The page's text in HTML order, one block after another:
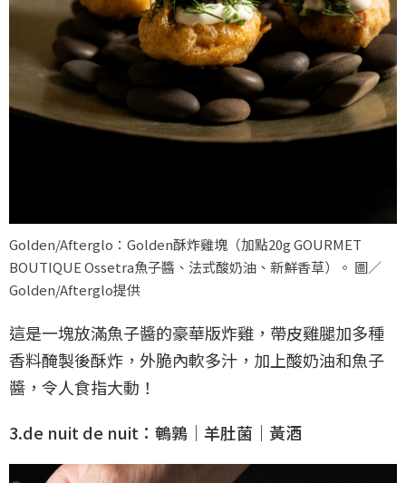
Golden/Afterglo：Golden酥炸雞塊（加點20g GOURMET
BOUTIQUE Ossetra魚子醬、法式酸奶油、新鮮香草）。 圖／
Golden/Afterglo提供
這是一塊放滿魚子醬的豪華版炸雞，帶皮雞腿加多種
香料醃製後酥炸，外脆內軟多汁，加上酸奶油和魚子
醬，令人食指大動！
3.de nuit de nuit：鵪鶉｜羊肚菌｜黃酒